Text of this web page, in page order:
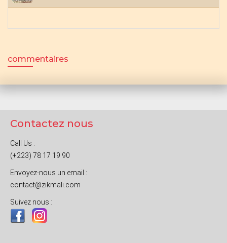
commentaires
Contactez nous
Call Us :
(+223) 78 17 19 90
Envoyez-nous un email :
contact@zikmali.com
Suivez nous :